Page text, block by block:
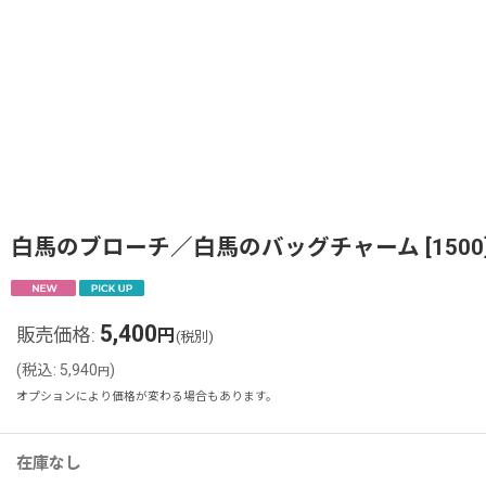
白馬のブローチ／白馬のバッグチャーム [1500
販売価格: 5,400 円 (税別)
(税込: 5,940円)
オプションにより価格が変わる場合もあります。
在庫なし